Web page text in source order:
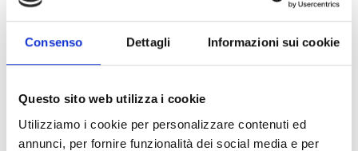
Consenso Dettagli Informazioni sui cookie
Questo sito web utilizza i cookie
Utilizziamo i cookie per personalizzare contenuti ed
annunci, per fornire funzionalità dei social media e per
dovrà essere antecedente al 1° gennaio 2024.
Chi può partecipare
Possono partecipare al Premio Impresa Sostenibile
micro, piccole e medie imprese, loro cooperative e
consorzi, rientranti nella definizione di piccola e